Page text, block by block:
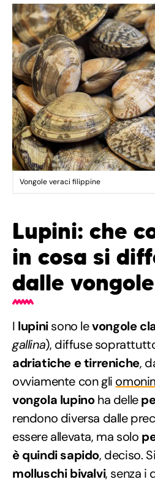
Vongole veraci filippine
Lupini: che
in cosa si
dalle vongole
I lupinisono levongole
gallina), diffuse
adriatiche e tirreniche,
ovviamente con gli
vongola lupinoha delle
rendono diversa dalle
essere allevata, ma solo
è quindi sapido, deciso.
molluschi bivalvi, senza i